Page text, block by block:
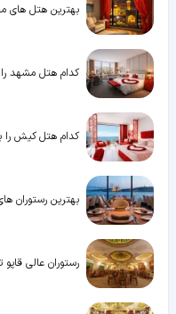
بهترین هتل های
کدام هتل مشهد
کدام هتل کیش را
بهترین رستوران
رستوران عالی قاپو